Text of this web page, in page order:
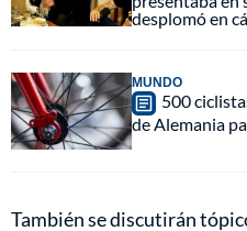
desplomó en
MUNDO
500
de Alemania
También se discutirán